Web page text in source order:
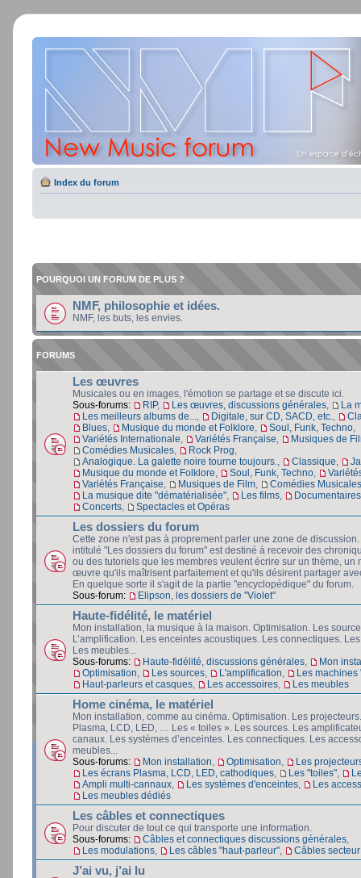
Index du forum
POURQUOI UN FORUM DE PLUS ?
NMF, philosophie et idées.
NMF, les buts, les envies.
FORUMS
Les œuvres
Musicales ou en images, l'émotion se partage et se discute ici.
Sous-forums:
RIP, Les œuvres, discussions générales
La
Les meilleurs albums de...
Digitale, sur CD, SACD, etc.
Blues
Musique du monde et Folklore Soul, Funk, Techno
Variétés Internationale
Variétés Française
Musiques de
Comédies Musicales
Rock Prog
Analogique. La galette noire tourne toujours.
Classique
Musique du monde et Folklore
Soul, Funk, Techno
Variétés Française
Musiques de Film
Comédies Musicales
La musique dite "dématérialisée"
Les films
Concerts
Spectacles et Opéras
Les dossiers du forum
Cette zone n'est pas à proprement parler une zone de
intitulé "Les dossiers du forum" est destiné à recevoir des
ou des tutoriels que les membres veulent écrire sur un thème, un
œuvre qu'ils maîtrisent parfaitement et qu'ils désirent partager
En quelque sorte il s'agit de la partie "encyclopédique" du forum.
Sous-forum:
Elipson, les dossiers de "Violet"
Haute-fidélité, le matériel
Mon installation, la musique à la maison. Optimisation. Les
L’amplification. Les enceintes acoustiques. Les connectiques.
Les meubles...
Sous-forums:
Haute-fidélité, discussions générales
Mon
Optimisation
Les sources L'amplification
Les machines
Haut-parleurs et casques
Les accessoires Les meubles
Home cinéma, le matériel
Mon installation, comme au cinéma. Optimisation. Les
Plasma, LCD, LED, … Les « toiles ». Les sources. Les
canaux. Les systèmes d’enceintes. Les connectiques. Les
meubles...
Sous-forums:
Mon installation Optimisation
Les
Les écrans Plasma, LCD, LED, cathodiques
Les "toiles"
Ampli multi-cannaux
Les systèmes d'enceintes
Les
Les meubles dédiés
Les câbles et connectiques
Pour discuter de tout ce qui transporte une information.
Sous-forums:
Câbles et connectiques discussions générales
Les modulations
Les câbles "haut-parleur" Câbles
J’ai vu, j’ai lu